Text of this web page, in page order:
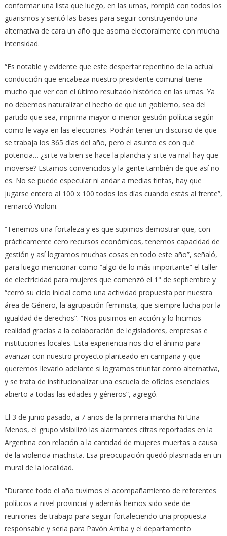
conformar una lista que luego, en las urnas, rompió con todos los
guarismos y sentó las bases para seguir construyendo una
alternativa de cara un año que asoma electoralmente con mucha
intensidad.
“Es notable y evidente que este despertar repentino de la actual
conducción que encabeza nuestro presidente comunal tiene
mucho que ver con el último resultado histórico en las urnas. Ya
no debemos naturalizar el hecho de que un gobierno, sea del
partido que sea, imprima mayor o menor gestión política según
como le vaya en las elecciones. Podrán tener un discurso de que
se trabaja los 365 días del año, pero el asunto es con qué
potencia… ¿si te va bien se hace la plancha y si te va mal hay que
moverse? Estamos convencidos y la gente también de que así no
es. No se puede especular ni andar a medias tintas, hay que
jugarse entero al 100 x 100 todos los días cuando estás al frente”,
remarcó Violoni.
“Tenemos una fortaleza y es que supimos demostrar que, con
prácticamente cero recursos económicos, tenemos capacidad de
gestión y así logramos muchas cosas en todo este año”, señaló,
para luego mencionar como “algo de lo más importante” el taller
de electricidad para mujeres que comenzó el 1° de septiembre y
“cerró su ciclo inicial como una actividad propuesta por nuestra
área de Género, la agrupación feminista, que siempre lucha por la
igualdad de derechos”. “Nos pusimos en acción y lo hicimos
realidad gracias a la colaboración de legisladores, empresas e
instituciones locales. Esta experiencia nos dio el ánimo para
avanzar con nuestro proyecto planteado en campaña y que
queremos llevarlo adelante si logramos triunfar como alternativa,
y se trata de institucionalizar una escuela de oficios esenciales
abierto a todas las edades y géneros”, agregó.
El 3 de junio pasado, a 7 años de la primera marcha Ni Una
Menos, el grupo visibilizó las alarmantes cifras reportadas en la
Argentina con relación a la cantidad de mujeres muertas a causa
de la violencia machista. Esa preocupación quedó plasmada en un
mural de la localidad.
“Durante todo el año tuvimos el acompañamiento de referentes
políticos a nivel provincial y además hemos sido sede de
reuniones de trabajo para seguir fortaleciendo una propuesta
responsable y seria para Pavón Arriba y el departamento